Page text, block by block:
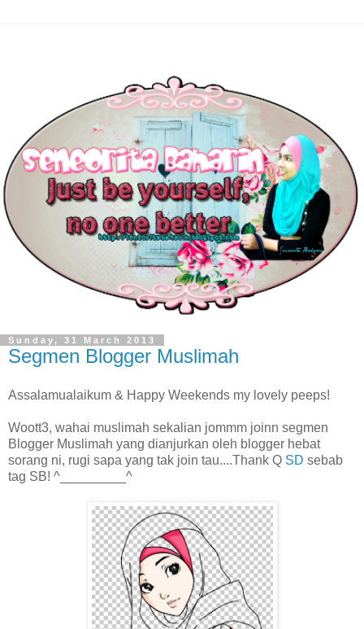
Sunday, 31 March 2013
Segmen Blogger Muslimah
Assalamualaikum & Happy Weekends my lovely peeps!
Woott3, wahai muslimah sekalian jommm joinn segmen
Blogger Muslimah yang dianjurkan oleh blogger hebat
sorang ni, rugi sapa yang tak join tau....Thank Q SD sebab
tag SB! ^_________^